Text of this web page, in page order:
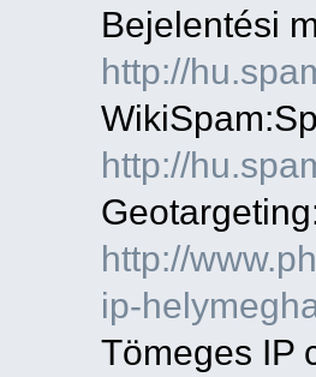
Bejelentési
http://
http://
http://
ip-
Tömeges IP